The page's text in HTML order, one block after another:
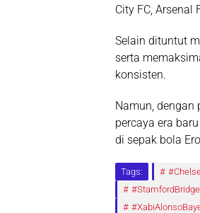
City FC, Arsenal
Selain dituntut
serta
konsisten.
Namun,
percaya era
di sepak bola
Tags:
#StamfordBridge